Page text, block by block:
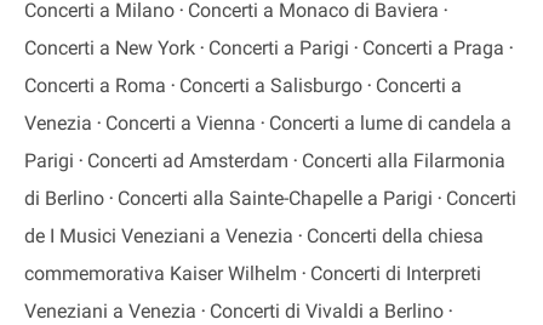
Concerti a Milano
Concerti a Monaco di Baviera
Concerti a New York
Concerti a Parigi
Concerti a Praga
Concerti a Roma
Concerti a Salisburgo
Concerti a
Venezia
Concerti a Vienna
Concerti a lume di candela a
Parigi
Concerti ad Amsterdam
Concerti alla Filarmonia
di Berlino
Concerti alla Sainte-Chapelle a Parigi
Concerti
de I Musici Veneziani a Venezia
Concerti della chiesa
commemorativa Kaiser Wilhelm
Concerti di Interpreti
Veneziani a Venezia
Concerti di Vivaldi a Berlino